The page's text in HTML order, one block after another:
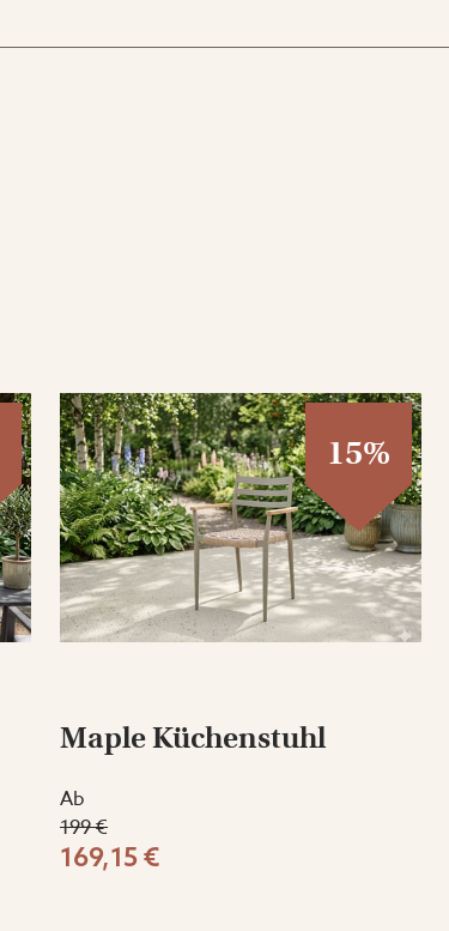
15%
Maple Küchenstuhl
Ab
199 €
169,15 €